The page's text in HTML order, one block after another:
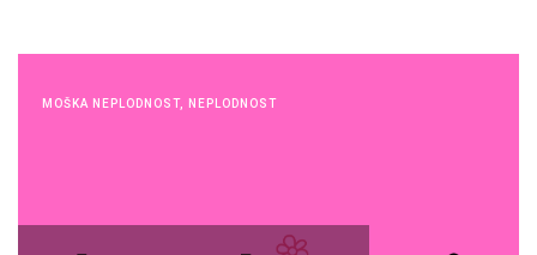
MOŠKA NEPLODNOST, NEPLODNOST